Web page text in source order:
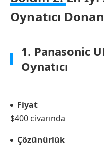
Oynatıcı
1. Panasonic
Oynatıcı
Fiyat
$400 civarında
Çözünürlük